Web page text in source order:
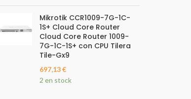
Mikrotik CCR1009-7G-1C-
1S+ Cloud Core Router
Cloud Core Router 1009-
7G-1C-1S+ con CPU Tilera
Tile-Gx9
697,13€
2 en stock